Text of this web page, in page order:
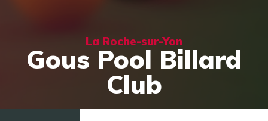
La Roche-sur-Yon
Gous Pool Billard
Club